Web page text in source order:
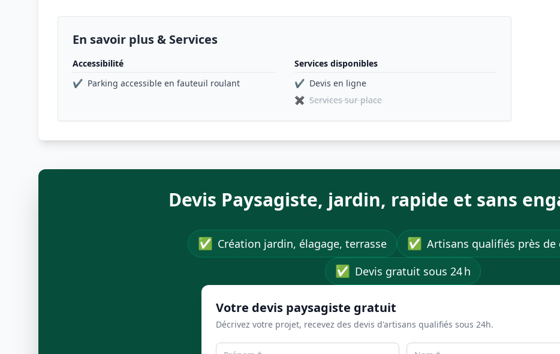
En savoir plus & Services
Accessibilité
✔ Parking accessible en fauteuil roulant
Services disponibles
✔ Devis en ligne
✖ Services sur place
Devis Paysagiste, jardin, rapide et sans
✅ Création jardin, élagage, terrasse ✅ Artisans qualifiés près de
✅ Devis gratuit sous 24 h
Votre devis paysagiste gratuit
Décrivez votre projet, recevez des devis d'artisans qualifiés sous 24h.